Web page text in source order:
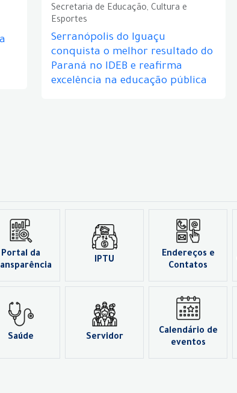
Secretaria de Educação, Cultura e
Esportes
Serranópolis do Iguaçu
conquista o melhor resultado do
Paraná no IDEB e reafirma
excelência na educação pública
Portal da
IPTU
Endereços e
Contatos
Saúde Servidor
Calendário de
eventos